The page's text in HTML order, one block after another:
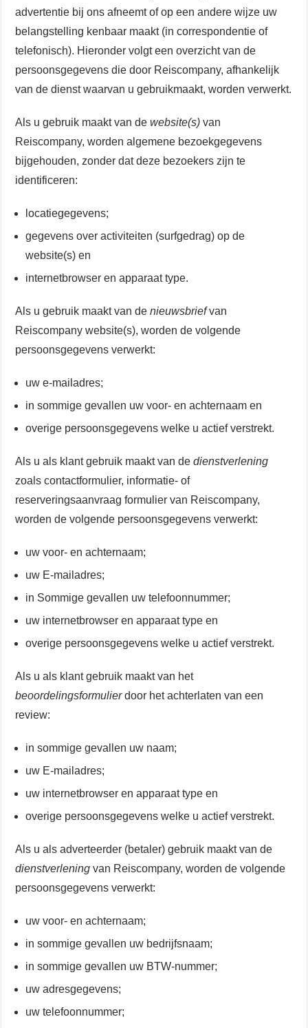
advertentie bij ons afneemt of op een andere wijze uw
belangstelling kenbaar maakt (in correspondentie of
telefonisch). Hieronder volgt een overzicht van de
persoonsgegevens die door Reiscompany, afhankelijk
van de dienst waarvan u gebruikmaakt, worden verwerkt.
Als u gebruik maakt van dewebsite(s) van
Reiscompany, worden algemene bezoekgegevens
bijgehouden, zonder dat deze bezoekers zijn te
identificeren:
locatiegegevens;
gegevens over activiteiten (surfgedrag) op de
website(s) en
internetbrowser en apparaat type.
Als u gebruik maakt van denieuwsbriefvan
Reiscompany website(s), worden de volgende
persoonsgegevens verwerkt:
uw e-mailadres;
in sommige gevallen uw voor- en achternaam en
overige persoonsgegevens welke u actief verstrekt.
Als u als klant gebruik maakt van dedienstverlening
zoals contactformulier, informatie- of
reserveringsaanvraag formulier van Reiscompany,
worden de volgende persoonsgegevens verwerkt:
uw voor- en achternaam;
uw E-mailadres;
in Sommige gevallen uw telefoonnummer;
uw internetbrowser en apparaat type en
overige persoonsgegevens welke u actief verstrekt.
Als u als klant gebruik maakt van het
beoordelingsformulierdoor het achterlaten van een
review:
in sommige gevallen uw naam;
uw E-mailadres;
uw internetbrowser en apparaat type en
overige persoonsgegevens welke u actief verstrekt.
Als u als adverteerder (betaler) gebruik maakt van de
dienstverlening van Reiscompany, worden de volgende
persoonsgegevens verwerkt:
uw voor- en achternaam;
in sommige gevallen uw bedrijfsnaam;
in sommige gevallen uw BTW-nummer;
uw adresgegevens;
uw telefoonnummer;